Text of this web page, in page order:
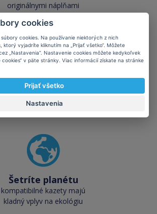
originálnymi náplňami
Skladom takmer
všetko
zásob pre okamžitý odber
Šetríte planétu
kompatibilné kazety majú
kladný vplyv na ekológiu
cookies
cookies. Na používanie niektorých z nich
ktorý vyjadríte kliknutím na „Prijať všetko“. Môžete
„Nastavenia“. Nastavenie cookies môžete kedykoľvek
cookies“ v päte stránky. Viac informácií získate na stránke
Prijať všetko
Nastavenia